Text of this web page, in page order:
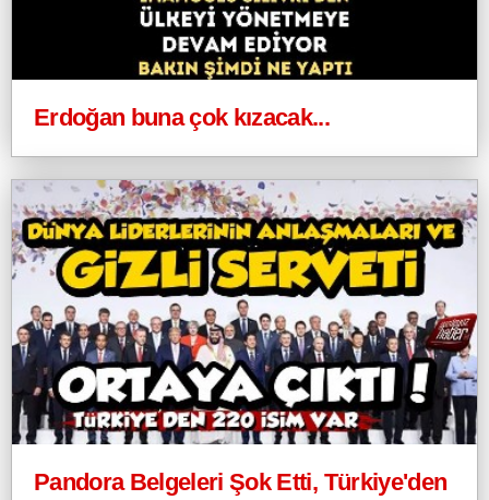
Erdoğan buna çok kızacak...
Pandora Belgeleri Şok Etti, Türkiye'den